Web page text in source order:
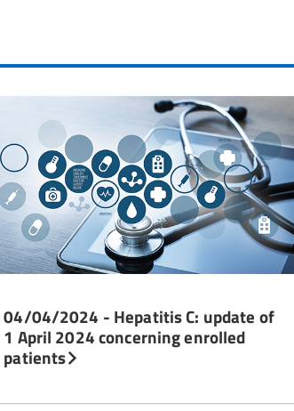
04/04/2024 - Hepatitis C: update of
1 April 2024 concerning enrolled
patients